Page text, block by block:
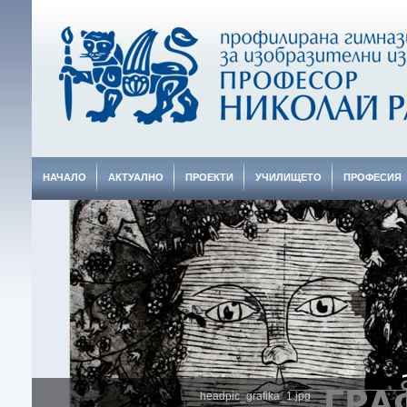
НАЧАЛО АКТУАЛНО ПРОЕКТИ УЧИЛИЩЕТО ПРОФЕСИЯ
headpic_grafika_1.jpg